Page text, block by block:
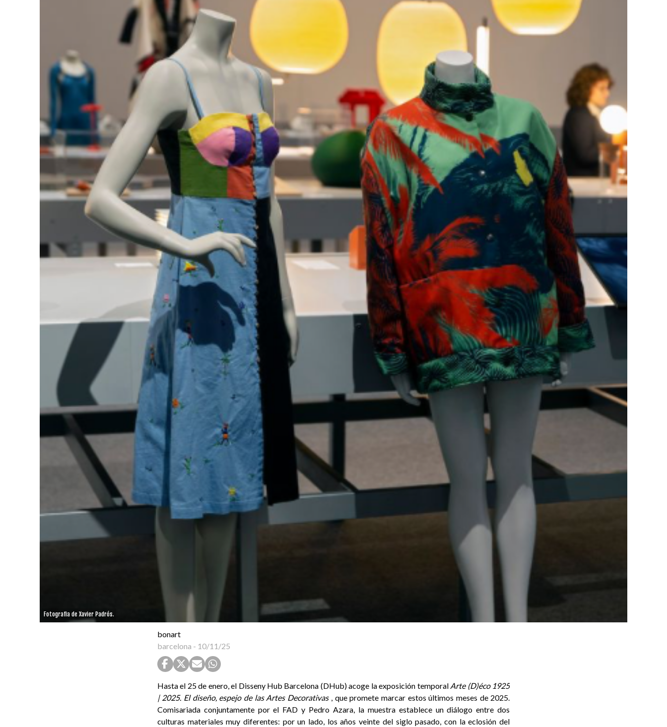
Fotografia de Xavier Padrós.
bonart
barcelona - 10/11/25
Hasta el 25 de enero, el Disseny Hub Barcelona (DHub) acoge la exposición temporal Arte (D)éco 1925
| 2025. El diseño, espejo de las Artes Decorativas, que promete marcar estos últimos meses de 2025.
Comisariada conjuntamente por el FAD y Pedro Azara, la muestra establece un diálogo entre dos
culturas materiales muy diferentes: por un lado, los años veinte del siglo pasado, con la eclosión del